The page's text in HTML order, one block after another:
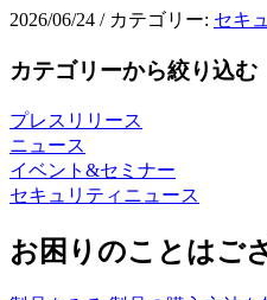
2026/06/24 / カテゴリー: セキ
カテゴリーから絞り込む
プレスリリース
ニュース
イベント&セミナー
セキュリティニュース
お困りのことはご